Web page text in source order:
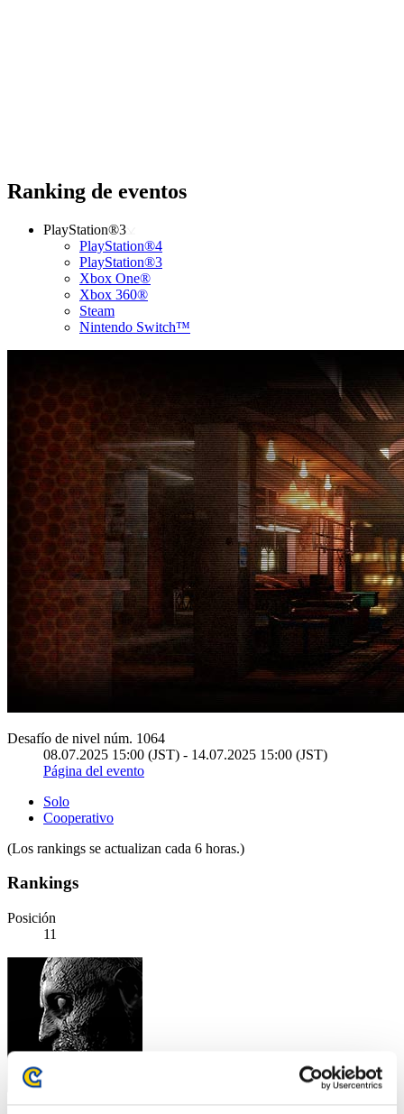
Ranking de eventos
PlayStation®3
PlayStation®4
PlayStation®3
Xbox One®
Xbox 360®
Steam
Nintendo Switch™
Desafío de nivel núm. 1064
08.07.2025 15:00 (JST) - 14.07.2025 15:00 (JST)
Página del evento
Solo
Cooperativo
(Los rankings se actualizan cada 6 horas.)
Rankings
Posición
11